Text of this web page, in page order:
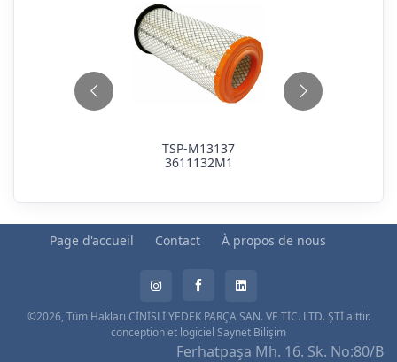
TSP-M13137
3611132M1
Page d'accueil Contact À propos de nous
©2026, Tüm Hakları CİNİSLİ YEDEK PARÇA SAN. VE TİC. LTD. ŞTİ aittir.
conception et logiciel Saynet Bilişim
Ferhatpaşa Mh. 16. Sk. No:80/B